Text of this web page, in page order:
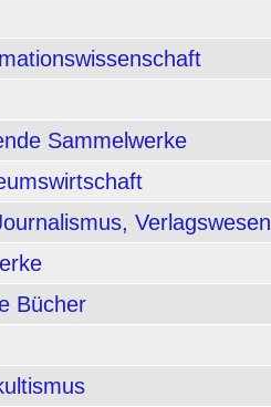
Sammelwerke
Verlagswesen
Bücher